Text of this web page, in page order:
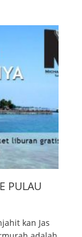
PULAU
kan Jas